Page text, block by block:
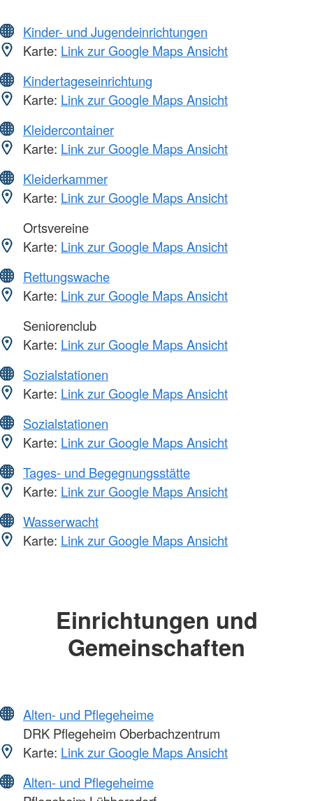
Kinder- und Jugendeinrichtungen
Karte: Link zur Google Maps Ansicht
Kindertageseinrichtung
Karte: Link zur Google Maps Ansicht
Kleidercontainer
Karte: Link zur Google Maps Ansicht
Kleiderkammer
Karte: Link zur Google Maps Ansicht
Ortsvereine
Karte: Link zur Google Maps Ansicht
Rettungswache
Karte: Link zur Google Maps Ansicht
Seniorenclub
Karte: Link zur Google Maps Ansicht
Sozialstationen
Karte: Link zur Google Maps Ansicht
Sozialstationen
Karte: Link zur Google Maps Ansicht
Tages- und Begegnungsstätte
Karte: Link zur Google Maps Ansicht
Wasserwacht
Karte: Link zur Google Maps Ansicht
Einrichtungen und
Gemeinschaften
Alten- und Pflegeheime
DRK Pflegeheim Oberbachzentrum
Karte: Link zur Google Maps Ansicht
Alten- und Pflegeheime